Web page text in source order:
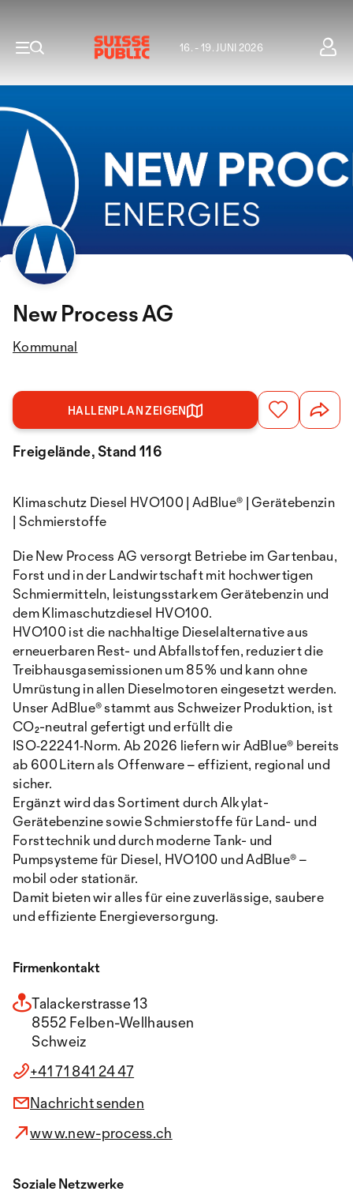
16. - 19. JUNI 2026
New Process AG
Kommunal
HALLENPLAN ZEIGEN
Freigelände, Stand 116
Klimaschutz Diesel HVO100 | AdBlue® | Gerätebenzin
| Schmierstoffe
Die New Process AG versorgt Betriebe im Gartenbau,
Forst und in der Landwirtschaft mit hochwertigen
Schmiermitteln, leistungsstarkem Gerätebenzin und
dem Klimaschutzdiesel HVO100.
HVO100 ist die nachhaltige Dieselalternative aus
erneuerbaren Rest- und Abfallstoffen, reduziert die
Treibhausgasemissionen um 85 % und kann ohne
Umrüstung in allen Dieselmotoren eingesetzt werden.
Unser AdBlue® stammt aus Schweizer Produktion, ist
CO₂-neutral gefertigt und erfüllt die
ISO‑22241‑Norm. Ab 2026 liefern wir AdBlue® bereits
ab 600 Litern als Offenware – effizient, regional und
sicher.
Ergänzt wird das Sortiment durch Alkylat-
Gerätebenzine sowie Schmierstoffe für Land- und
Forsttechnik und durch moderne Tank- und
Pumpsysteme für Diesel, HVO100 und AdBlue® –
mobil oder stationär.
Damit bieten wir alles für eine zuverlässige, saubere
und effiziente Energieversorgung.
Firmenkontakt
Talackerstrasse 13
8552 Felben-Wellhausen
Schweiz
+41 71 841 24 47
Nachricht senden
www.new-process.ch
Soziale Netzwerke